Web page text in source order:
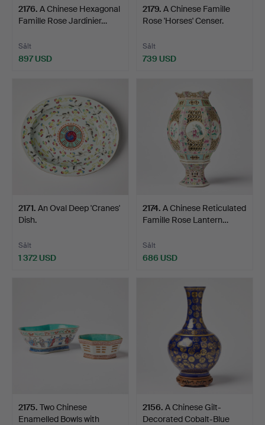
2176. A Chinese Hexagonal
Famille Rose Jardinier…
Sålt
897 USD
2179. A Chinese Famille
Rose 'Horses' Censer.
Sålt
739 USD
2171. An Oval Deep 'Cranes'
Dish.
Sålt
1 372 USD
2174. A Chinese Reticulated
Famille Rose Lantern…
Sålt
686 USD
2175. Two Chinese
Enamelled Bowls with
2156. A Chinese Gilt-
Decorated Cobalt-Blue